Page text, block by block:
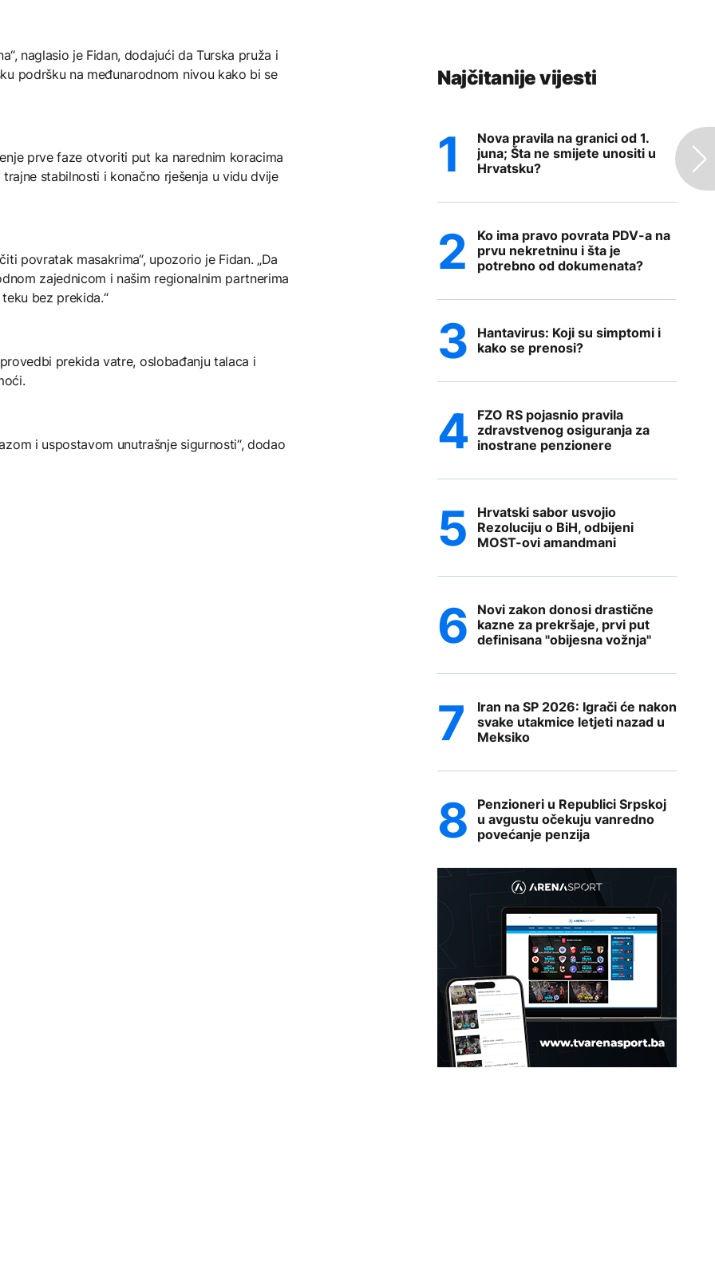
naglasio je Fidan, dodajući da Turska pruža i
podršku na međunarodnom nivou kako bi se
prve faze otvoriti put ka narednim koracima
stabilnosti i konačno rješenja u vidu dvije
povratak masakrima“, upozorio je Fidan. „Da
zajednicom i našim regionalnim partnerima
bez prekida.“
prekida vatre, oslobađanju talaca i
i uspostavom unutrašnje sigurnosti“, dodao
Najčitanije vijesti
Nova pravila na granici od 1.
juna; Šta ne smijete unositi u
Hrvatsku?
Ko ima pravo povrata PDV-a na
prvu nekretninu i šta je
potrebno od dokumenata?
Hantavirus: Koji su simptomi i
kako se prenosi?
FZO RS pojasnio pravila
zdravstvenog osiguranja za
inostrane penzionere
Hrvatski sabor usvojio
Rezoluciju o BiH, odbijeni
MOST-ovi amandmani
Novi zakon donosi drastične
kazne za prekršaje, prvi put
definisana "obijesna vožnja"
Iran na SP 2026: Igrači će nakon
svake utakmice letjeti nazad u
Meksiko
Penzioneri u Republici Srpskoj
u avgustu očekuju vanredno
povećanje penzija